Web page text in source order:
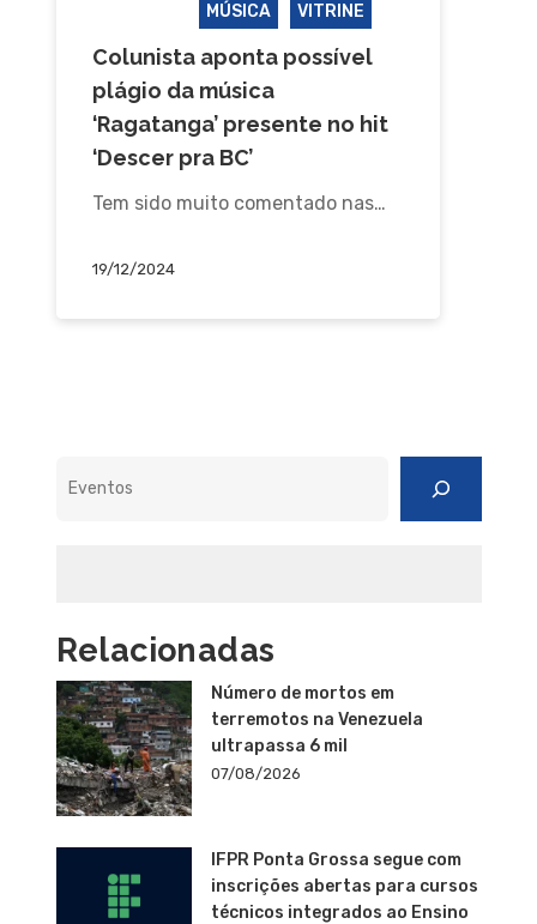
MÚSICA VITRINE
Colunista aponta possível
plágio da música
‘Ragatanga’ presente no hit
‘Descer pra BC’
Tem sido muito comentado nas…
19/12/2024
Relacionadas
Número de mortos em
terremotos na Venezuela
ultrapassa 6 mil
07/08/2026
IFPR Ponta Grossa segue com
inscrições abertas para cursos
técnicos integrados ao Ensino